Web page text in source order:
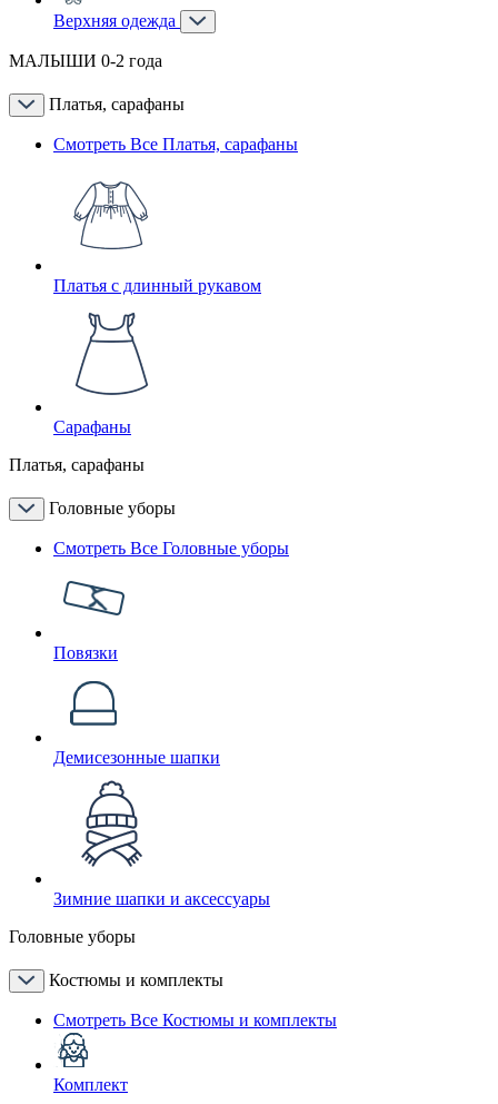
Верхняя одежда
МАЛЫШИ 0-2 года
Платья, сарафаны
Смотреть Все Платья, сарафаны
Платья с длинный рукавом
Сарафаны
Платья, сарафаны
Головные уборы
Смотреть Все Головные уборы
Повязки
Демисезонные шапки
Зимние шапки и аксессуары
Головные уборы
Костюмы и комплекты
Смотреть Все Костюмы и комплекты
Комплект